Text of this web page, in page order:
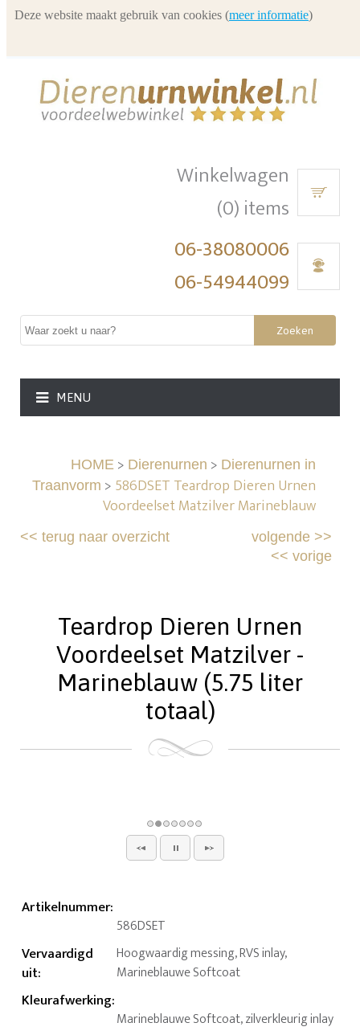
Winkelwagen
(0) items
06-38080006
06-54944099
Zoeken
MENU
HOME> Dierenurnen > Dierenurnen in
Traanvorm > 586DSET Teardrop Dieren Urnen
Voordeelset Matzilver Marineblauw
<<terug naar overzicht volgende>>
<< vorige
Teardrop Dieren Urnen
Voordeelset Matzilver -
Marineblauw (5.75 liter
totaal)
Artikelnummer:
586DSET
Vervaardigd
uit:
Hoogwaardig messing, RVS inlay,
Marineblauwe Softcoat
Kleurafwerking:
Marineblauwe Softcoat, zilverkleurig inlay
Deze website maakt gebruik van cookies (meer informatie)